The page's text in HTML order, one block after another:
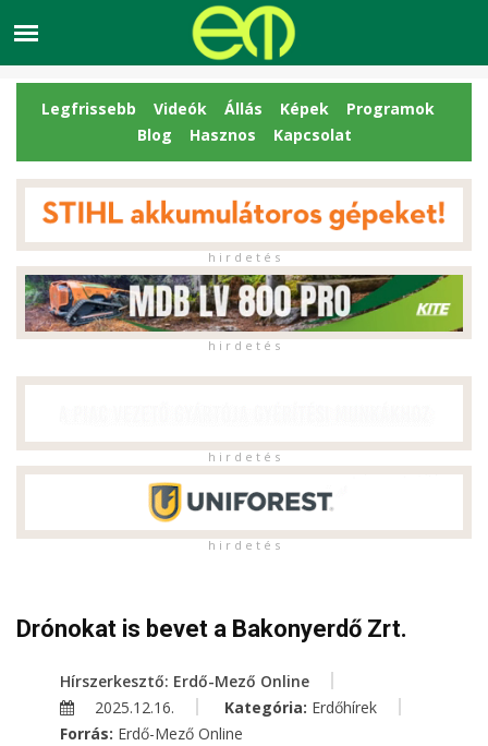
Legfrissebb Videók Állás Képek
Programok
Blog
Hasznos Kapcsolat
h i r d e t é s
h i r d e t é s
h i r d e t é s
h i r d e t é s
Drónokat is bevet a Bakonyerdő Zrt.
Hírszerkesztő: Erdő-Mező Online
2025.12.16.
Kategória: Erdőhírek
Forrás: Erdő-Mező Online